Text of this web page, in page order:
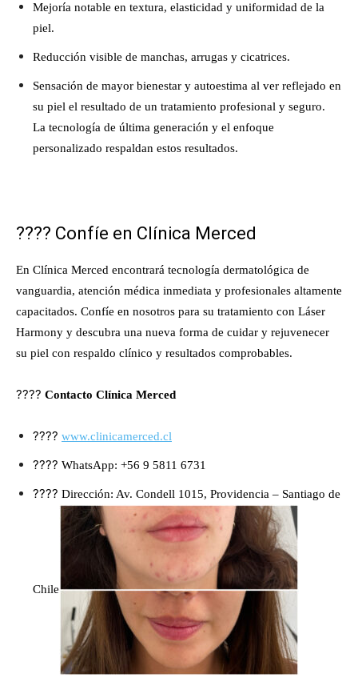
Mejoría notable en textura, elasticidad y uniformidad de la
piel.
Reducción visible de manchas, arrugas y cicatrices.
Sensación de mayor bienestar y autoestima al ver reflejado en
su piel el resultado de un tratamiento profesional y seguro.
La tecnología de última generación y el enfoque
personalizado respaldan estos resultados.
???? Confíe en Clínica Merced
En Clínica Merced encontrará tecnología dermatológica de
vanguardia, atención médica inmediata y profesionales altamente
capacitados. Confíe en nosotros para su tratamiento con Láser
Harmony y descubra una nueva forma de cuidar y rejuvenecer
su piel con respaldo clínico y resultados comprobables.
???? Contacto Clínica Merced
???? www.clinicamerced.cl
???? WhatsApp: +56 9 5811 6731
???? Dirección: Av. Condell 1015, Providencia – Santiago de
Chile